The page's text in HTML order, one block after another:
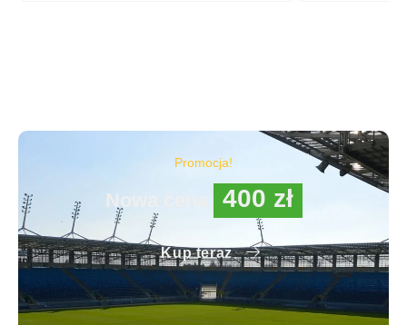
Promocja!
Nowa cena 400 zł
Kup teraz